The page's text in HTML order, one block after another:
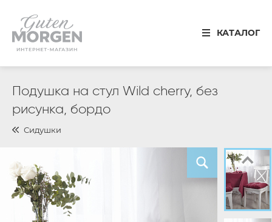
КАТАЛОГ
Иваново
8 800 100 34 50
Звонок по России бесплатный
Спальня
Кухня
Столовая
Ванная
Готовые решения
Подушка на стул Wild cherry, без
рисунка, бордо
Сидушки